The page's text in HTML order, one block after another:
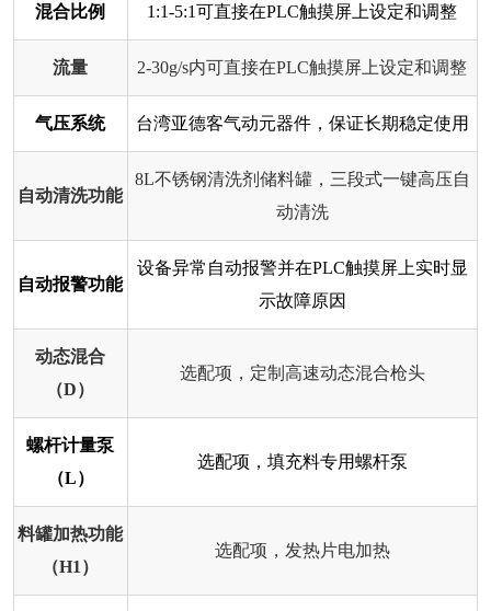
混合比例 1:1-5:1可直接在PLC触摸屏上设定和调整
流量 2-30g/s内可直接在PLC触摸屏上设定和调整
气压系统 台湾亚德客气动元器件，保证长期稳定使用
自动清洗功能
8L不锈钢清洗剂储料罐，三段式一键高压自
动清洗
自动报警功能
设备异常自动报警并在PLC触摸屏上实时显
示故障原因
动态混合
（D）
选配项，定制高速动态混合枪头
螺杆计量泵
（L）
选配项，填充料专用螺杆泵
料罐加热功能
（H1）
选配项，发热片电加热